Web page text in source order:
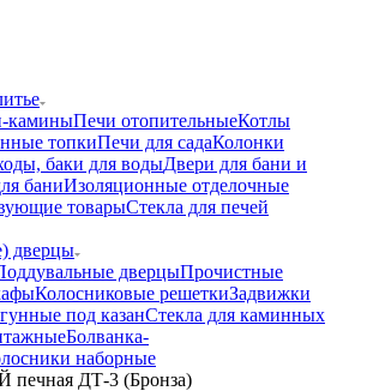
каминыПечи отопительныеКотлы
топкиПечи для садаКолонки
баки для водыДвери для бани и
баниИзоляционные отделочные
товарыСтекла для печей
дверцы
дверцыПрочистные
Колосниковые решеткиЗадвижки
под казанСтекла для каминных
Болванка-
наборные
ДТ-3 (Бронза)